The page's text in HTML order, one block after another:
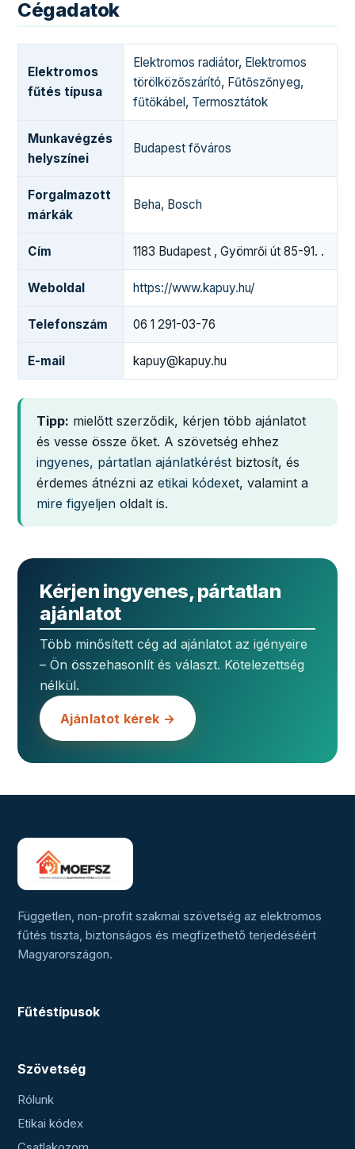
Cégadatok
Elektromos
fűtés típusa
Elektromos radiátor, Elektromos
törölközőszárító, Fűtőszőnyeg,
fűtőkábel , Termosztátok
Munkavégzés
helyszínei
Budapest főváros
Forgalmazott
márkák
Beha, Bosch
Cím 1183 Budapest , Gyömrői út 85-91. .
Weboldal https://www.kapuy.hu/
Telefonszám 06 1 291-03-76
E-mail kapuy@kapuy.hu
Tipp: mielőtt szerződik, kérjen több ajánlatot
és vesse össze őket. A szövetség ehhez
ingyenes, pártatlan ajánlatkérést biztosít, és
érdemes átnézni az etikai kódexet, valamint a
mire figyeljen oldalt is.
Kérjen ingyenes, pártatlan
ajánlatot
Több minősített cég ad ajánlatot az igényeire
– Ön összehasonlít és választ. Kötelezettség
nélkül.
Ajánlatot kérek →
Független, non-profit szakmai szövetség az elektromos
fűtés tiszta, biztonságos és megfizethető terjedéséért
Magyarországon.
Fűtéstípusok
Szövetség
Rólunk
Etikai kódex